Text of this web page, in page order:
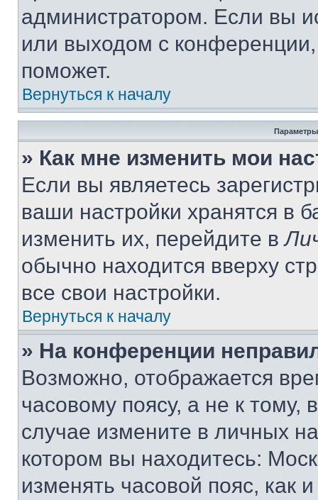
администратором. Если вы
или выходом с
поможет.
Вернуться к началу
Параметры
» Как мне изменить мои
Если вы являетесь
ваши настройки хранятся в
изменить их, перейдите в
обычно находится вверху
все свои настройки.
Вернуться к началу
» На конференции
Возможно, отображается
часовому поясу, а не к тому,
случае измените в личных
котором вы находитесь:
изменять часовой пояс, как